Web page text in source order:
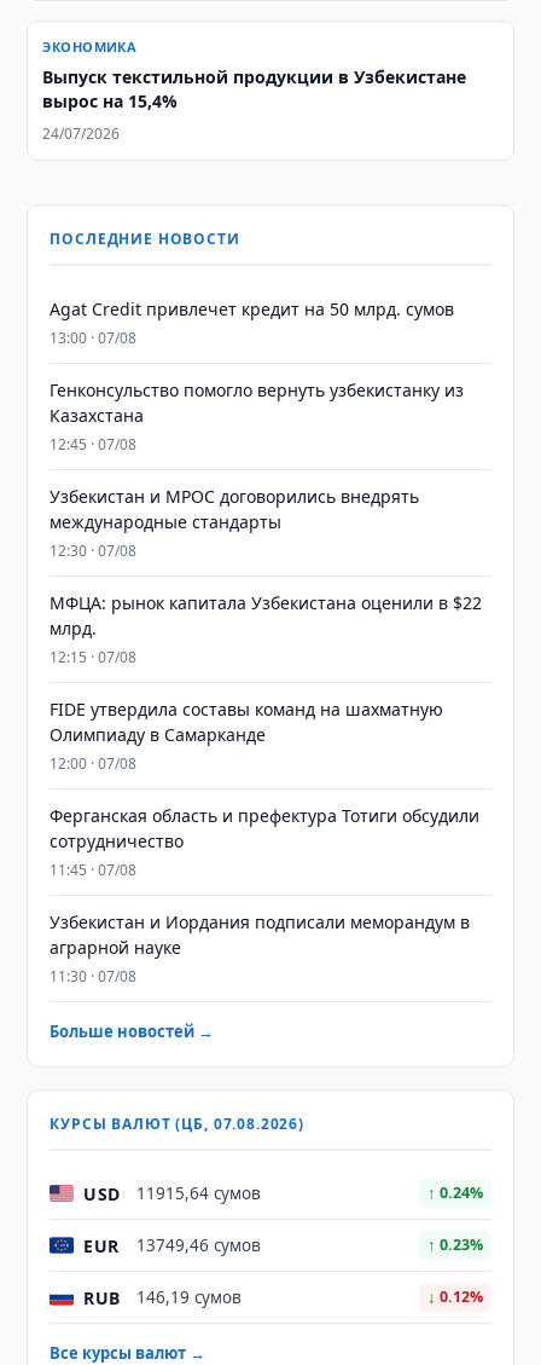
ЭКОНОМИКА
Выпуск текстильной продукции в Узбекистане
вырос на 15,4%
24/07/2026
ПОСЛЕДНИЕ НОВОСТИ
Agat Credit привлечет кредит на 50 млрд. сумов
13:00 · 07/08
Генконсульство помогло вернуть узбекистанку из
Казахстана
12:45 · 07/08
Узбекистан и MPOC договорились внедрять
международные стандарты
12:30 · 07/08
МФЦА: рынок капитала Узбекистана оценили в $22
млрд.
12:15 · 07/08
FIDE утвердила составы команд на шахматную
Олимпиаду в Самарканде
12:00 · 07/08
Ферганская область и префектура Тотиги обсудили
сотрудничество
11:45 · 07/08
Узбекистан и Иордания подписали меморандум в
аграрной науке
11:30 · 07/08
Больше новостей →
КУРСЫ ВАЛЮТ (ЦБ, 07.08.2026)
USD 11915,64 сумов ↑ 0.24%
EUR 13749,46 сумов ↑ 0.23%
RUB 146,19 сумов ↓ 0.12%
Все курсы валют →